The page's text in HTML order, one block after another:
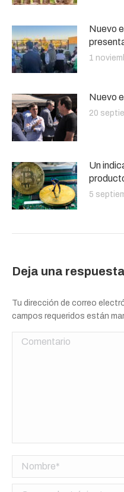
Nuevo
1
Nuevo
20
Un
5
Deja una respuesta
Tu dirección de correo
campos requeridos están
Comentario
Nombre *
Correo electrónico *